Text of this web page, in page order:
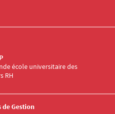
école universitaire des
RH
de Gestion